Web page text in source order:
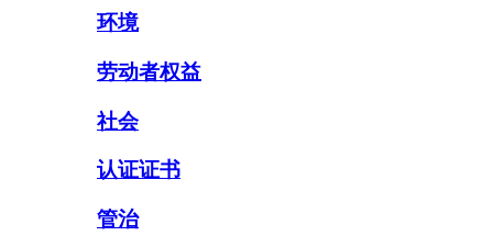
环境
劳动者权益
社会
认证证书
管治